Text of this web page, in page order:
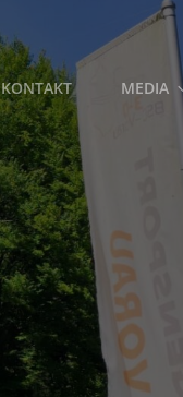
KONTAKT MEDIA